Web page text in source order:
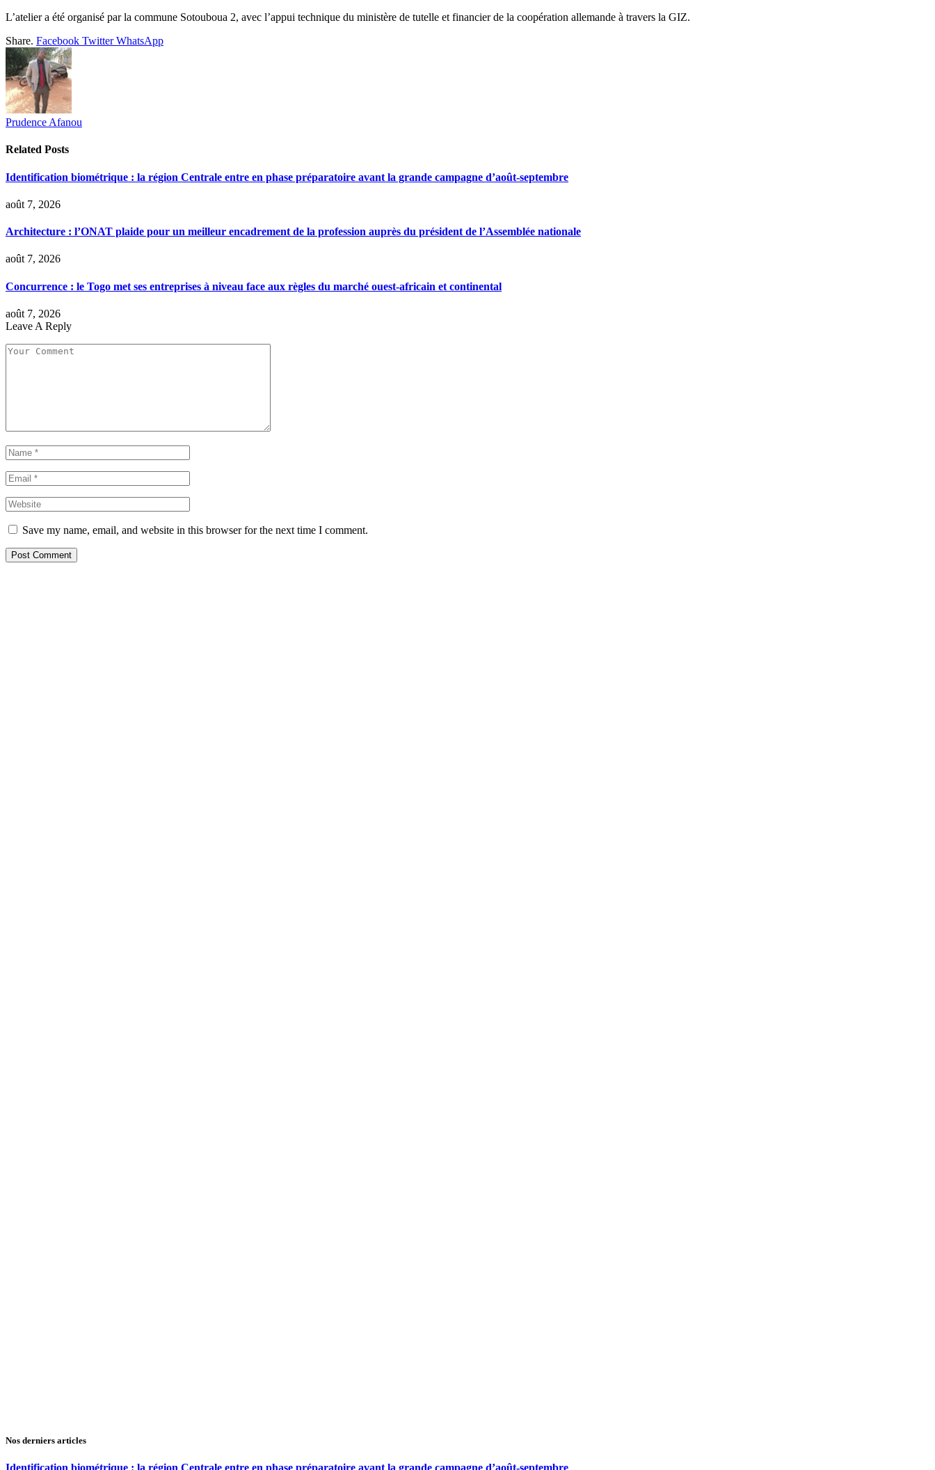
L’atelier a été organisé par la commune Sotouboua 2, avec l’appui technique du ministère de tutelle et financier de la coopération allemande à travers la GIZ.
Share. Facebook Twitter WhatsApp
Prudence Afanou
Related Posts
Identification biométrique : la région Centrale entre en phase préparatoire avant la grande campagne d’août-septembre
août 7, 2026
Architecture : l’ONAT plaide pour un meilleur encadrement de la profession auprès du président de l’Assemblée nationale
août 7, 2026
Concurrence : le Togo met ses entreprises à niveau face aux règles du marché ouest-africain et continental
août 7, 2026
Leave A Reply
Save my name, email, and website in this browser for the next time I comment.
Nos derniers articles